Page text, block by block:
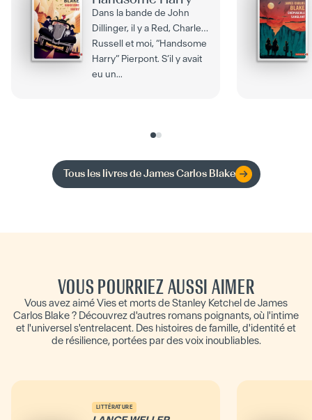
Dans la bande de John
Dillinger, il y a Red, Charley,
Russell et moi, “Handsome
Harry” Pierpont. S’il y avait
eu un...
Tous les livres deJames Carlos Blake
VOUS POURRIEZ AUSSI AIMER
Vous avez aimé Vies et morts de Stanley Ketchel de James
Carlos Blake ? Découvrez d'autres romans poignants, où l'intime
et l'universel s'entrelacent. Des histoires de famille, d'identité et
de résilience, portées par des voix inoubliables.
LITTÉRATURE